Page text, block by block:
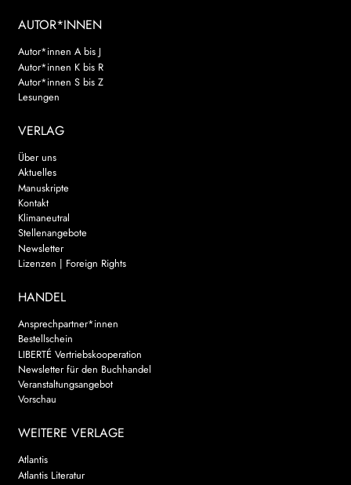
AUTOR*INNEN
Autor*innen A bis J
Autor*innen K bis R
Autor*innen S bis Z
Lesungen
VERLAG
Über uns
Aktuelles
Manuskripte
Kontakt
Klimaneutral
Stellenangebote
Newsletter
Lizenzen | Foreign Rights
HANDEL
Ansprechpartner*innen
Bestellschein
LIBERTÉ Vertriebskooperation
Newsletter für den Buchhandel
Veranstaltungsangebot
Vorschau
WEITERE VERLAGE
Atlantis
Atlantis Literatur